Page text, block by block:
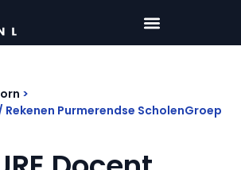
Purmerendse ScholenGroep